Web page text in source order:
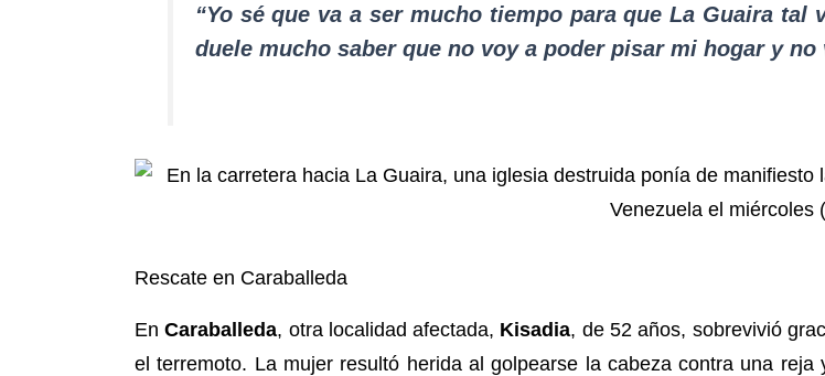
“Yo sé que va a ser mucho tiempo para que La Guaira
duele mucho saber que no voy a poder pisar mi hogar y
Rescate en Caraballeda
EnCaraballeda, otra localidad afectada, Kisadia, de 52 años, sobrevivió
el terremoto. La mujer resultó herida al golpearse la cabeza contra una